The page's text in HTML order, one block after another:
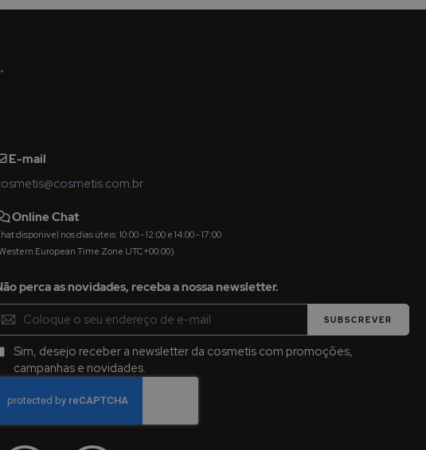
E-mail
Online Chat
disponível nos dias úteis: 10:00 - 12:00 e 14:00 - 17:00
European Time Zone UTC+00:00)
perca as novidades, receba a nossa newsletter.
se
SUBSCREVER
Sim, desejo receber a newsletter da cosmetis com promoções,
campanhas e novidades.